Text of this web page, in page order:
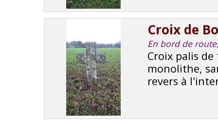
Croix de
En bord de
Croix palis
monolithe,
revers à